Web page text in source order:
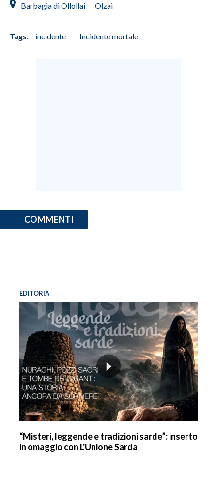
Barbagia di Ollollai Olzai
Tags: incidente Incidente mortale
COMMENTI
EDITORIA
“Misteri, leggende e tradizioni sarde”: inserto
in omaggio con L'Unione Sarda